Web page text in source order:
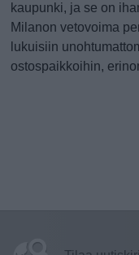
kaupunki, ja se on
Milanon vetovoima
lukuisiin
ostospaikkoihin,